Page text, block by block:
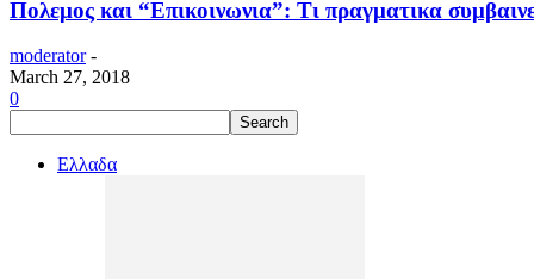
Πολεμος και “Επικοινωνια”: Τι πραγματικα
moderator -
March 27, 2018
0
Ελλαδα